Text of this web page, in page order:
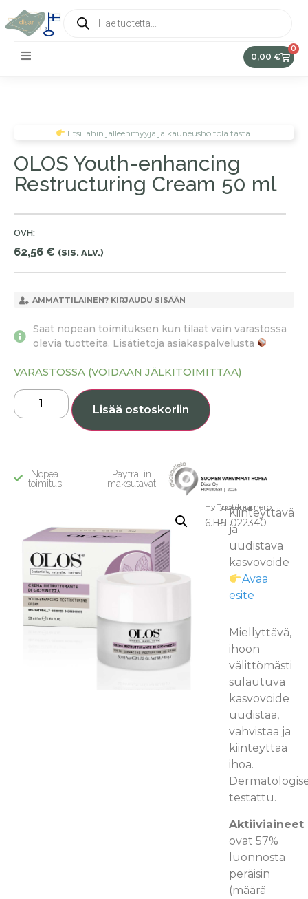
0,00 €
0
Hyllypaikka:
6.H5
Tuotenumero
PF022340
Kiinteyttävä
ja
uudistava
kasvovoide
Avaa
esite
Miellyttävä,
ihoon
välittömästi
sulautuva
kasvovoide
uudistaa,
vahvistaa ja
kiinteyttää
ihoa.
testattu.
Aktiiviaineet
ovat 57%
luonnosta
peräisin
(määrä
Etsi lähin jälleenmyyjä ja kauneushoitola tästä.
OLOS Youth-enhancing
Restructuring Cream 50 ml
OVH:
62,56 € (SIS. ALV.)
AMMATTILAINEN? KIRJAUDU SISÄÄN
Saat nopean toimituksen kun tilaat vain varastossa
olevia tuotteita. Lisätietoja asiakaspalvelusta
VARASTOSSA (VOIDAAN JÄLKITOIMITTAA)
Lisää ostoskoriin
Nopea
toimitus
Paytrailin
maksutavat